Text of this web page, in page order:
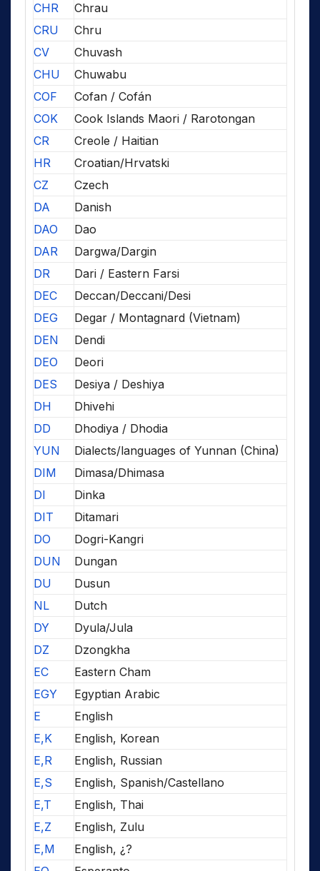
CHR
Chrau
CRU
Chru
CV
Chuvash
CHU
Chuwabu
COF
Cofan / Cofán
COK
Cook Islands Maori / Rarotongan
CR
Creole / Haitian
HR
Croatian/Hrvatski
CZ
Czech
DA
Danish
DAO
Dao
DAR
Dargwa/Dargin
DR
Dari / Eastern Farsi
DEC
Deccan/Deccani/Desi
DEG
Degar / Montagnard (Vietnam)
DEN
Dendi
DEO
Deori
DES
Desiya / Deshiya
DH
Dhivehi
DD
Dhodiya / Dhodia
YUN
Dialects/languages of Yunnan (China)
DIM
Dimasa/Dhimasa
DI
Dinka
DIT
Ditamari
DO
Dogri-Kangri
DUN
Dungan
DU
Dusun
NL
Dutch
DY
Dyula/Jula
DZ
Dzongkha
EC
Eastern Cham
EGY
Egyptian Arabic
E
English
E,K
English, Korean
E,R
English, Russian
E,S
English, Spanish/Castellano
E,T
English, Thai
E,Z
English, Zulu
E,M
English, ¿?